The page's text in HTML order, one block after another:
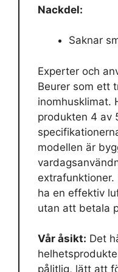
Nackdel:
Saknar
Experter och
Beurer som ett
inomhusklimat.
produkten 4 av
modellen är
extrafunktioner.
ha en effektiv
utan att betala
Vår åsikt: Det
pålitlig, lätt att